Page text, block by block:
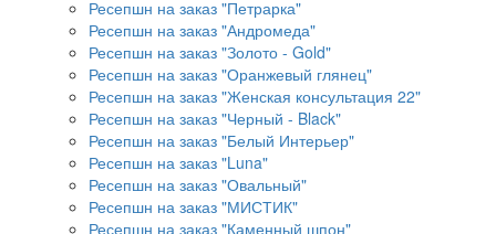
Ресепшн на заказ "Петрарка"
Ресепшн на заказ "Андромеда"
Ресепшн на заказ "Золото - Gold"
Ресепшн на заказ "Оранжевый глянец"
Ресепшн на заказ "Женская консультация 22"
Ресепшн на заказ "Черный - Black"
Ресепшн на заказ "Белый Интерьер"
Ресепшн на заказ "Luna"
Ресепшн на заказ "Овальный"
Ресепшн на заказ "МИСТИК"
Ресепшн на заказ "Каменный шпон"